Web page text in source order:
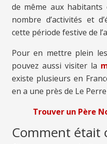
de même aux
nombre d’activités et
cette période festive de
Pour en mettre plein
pouvez aussi visiter la
existe plusieurs en
en a une près de Le
Trouver un Père
Comment était